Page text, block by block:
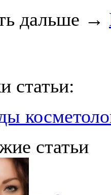
дальше →
статьи:
статьи